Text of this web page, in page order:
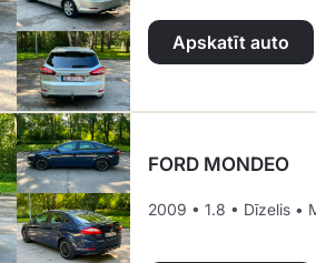
Apskatīt auto
FORD MONDEO
2009 • 1.8 • Dīzelis •